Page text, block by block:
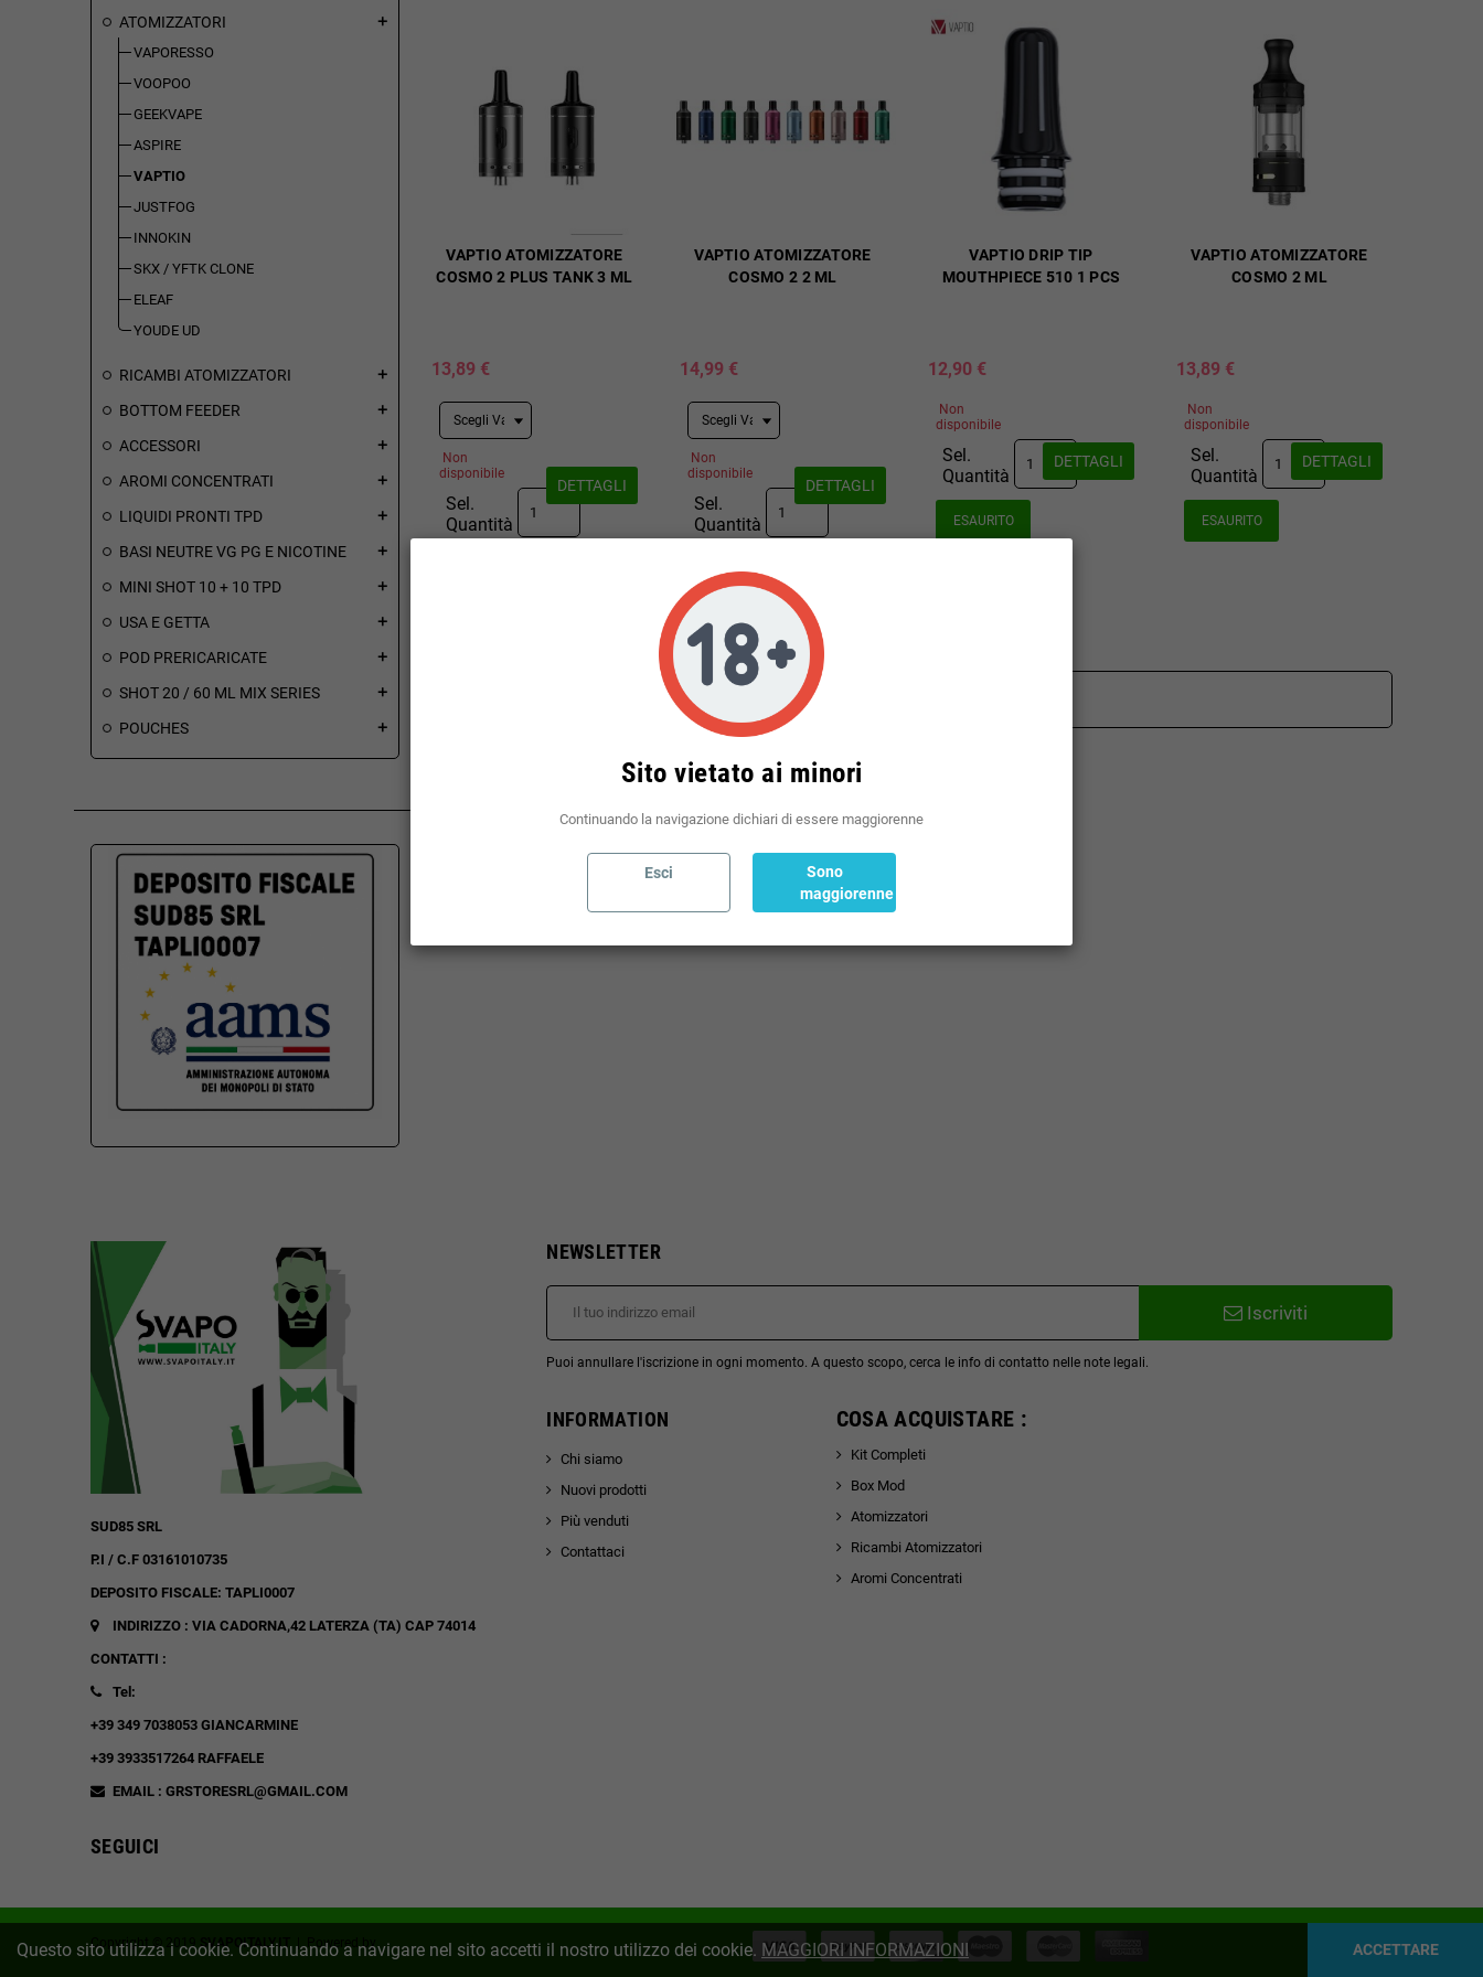
ATOMIZZATORI add
VAPORESSO
VOOPOO
GEEKVAPE
ASPIRE
VAPTIO
JUSTFOG
INNOKIN
SKX / YFTK CLONE
ELEAF
YOUDE UD
RICAMBI ATOMIZZATORI add
BOTTOM FEEDER add
ACCESSORI add
AROMI CONCENTRATI add
LIQUIDI PRONTI TPD add
BASI NEUTRE VG PG E NICOTINE add
MINI SHOT 10 + 10 TPD add
USA E GETTA add
POD PRERICARICATE add
SHOT 20 / 60 ML MIX SERIES add
POUCHES add
VAPTIO ATOMIZZATORE
COSMO 2 PLUS TANK 3 ML
13,89 €
Non
disponibile
Sel.
Quantità
DETTAGLI
VAPTIO ATOMIZZATORE
COSMO 2 2 ML
14,99 €
Non
disponibile
Sel.
Quantità
ESAURITO
DETTAGLI
VAPTIO DRIP TIP
MOUTHPIECE 510 1 PCS
12,90 €
Non
disponibile
Sel.
Quantità
ESAURITO
DETTAGLI
VAPTIO ATOMIZZATORE
COSMO 2 ML
13,89 €
Non
disponibile
Sel.
Quantità
ESAURITO
DETTAGLI
SUD85 SRL
P.I / C.F 03161010735
DEPOSITO FISCALE: TAPLI0007
INDIRIZZO : VIA CADORNA,42 LATERZA (TA) CAP 74014
CONTATTI :
Tel:
+39 349 7038053 GIANCARMINE
+39 3933517264 RAFFAELE
EMAIL : GRSTORESRL@GMAIL.COM
SEGUICI
NEWSLETTER
Iscriviti
Puoi annullare l'iscrizione in ogni momento. A questo scopo, cerca le info di contatto nelle note legali.
INFORMATION
Chi siamo
Nuovi prodotti
Più venduti
Contattaci
COSA ACQUISTARE :
Kit Completi
Box Mod
Atomizzatori
Ricambi Atomizzatori
Aromi Concentrati
Sito vietato ai minori
Continuando la navigazione dichiari di essere maggiorenne
Esci
Sono
maggiorenne
Copyright © 2019 SVAPOITALY.IT | Powered by Distribuzione Informatica
Questo sito utilizza i cookie. Continuando a navigare nel sito accetti il nostro utilizzo dei cookie. MAGGIORI INFORMAZIONI ACCETTARE